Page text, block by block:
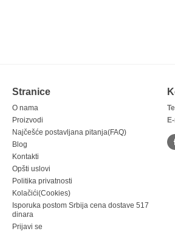
Stranice
O nama
Proizvodi
Najčešće postavljana pitanja(FAQ)
Blog
Kontakti
Opšti uslovi
Politika privatnosti
Kolačići(Cookies)
Isporuka postom Srbija cena dostave 517
dinara
Prijavi se